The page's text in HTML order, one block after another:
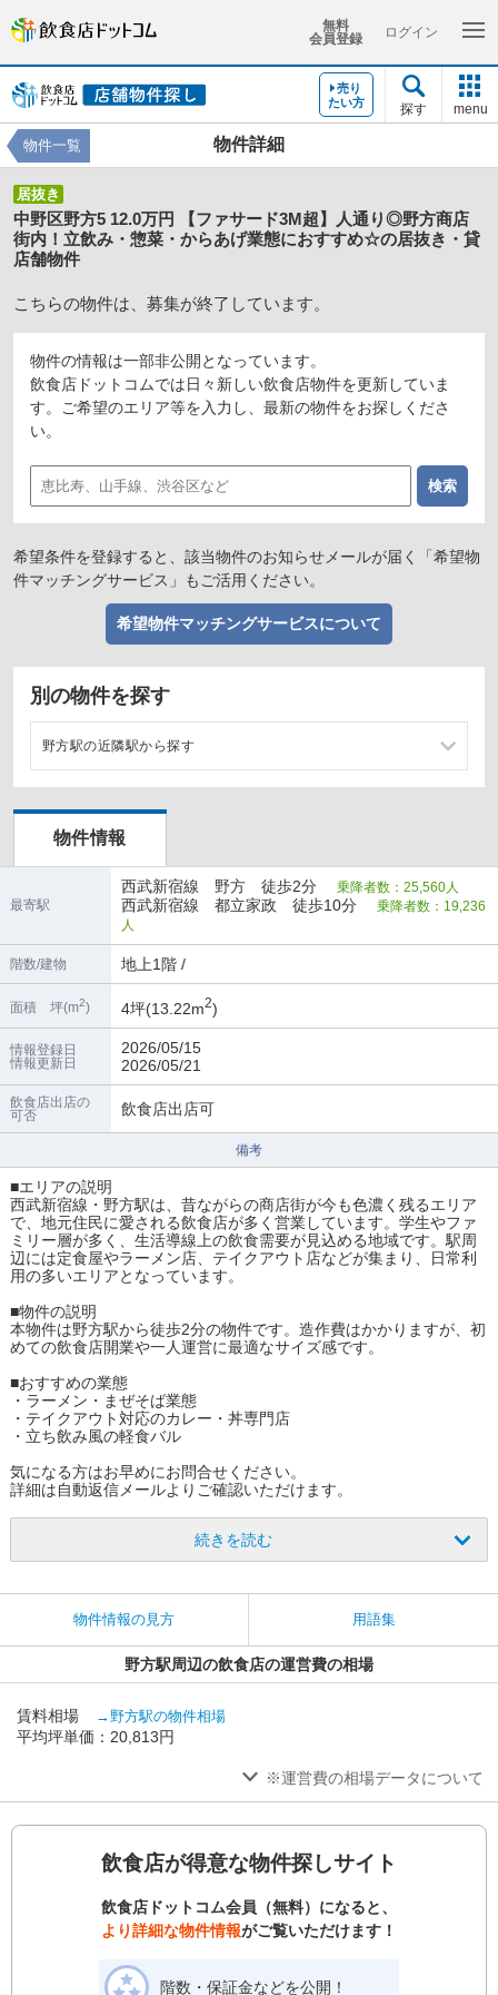
無料
会員登録
ログイン
売り
たい方
探す menu
物件詳細
物件一覧
居抜き
中野区野方5 12.0万円 【ファサード3M超】人通り◎野方商店
街内！立飲み・惣菜・からあげ業態におすすめ☆の居抜き・貸
店舗物件
こちらの物件は、募集が終了しています。
物件の情報は一部非公開となっています。
飲食店ドットコムでは日々新しい飲食店物件を更新していま
す。ご希望のエリア等を入力し、最新の物件をお探しくださ
い。
希望条件を登録すると、該当物件のお知らせメールが届く「希望物
件マッチングサービス」もご活用ください。
希望物件マッチングサービスについて
別の物件を探す
野方駅の近隣駅から探す
沼袋駅の店舗物件・貸店舗・テナント一覧
鷺ノ宮駅の店舗物件・貸店舗・テナント一覧
物件情報
最寄駅
西武新宿線 野方 徒歩2分 乗降者数：25,560人
西武新宿線 都立家政 徒歩10分 乗降者数：19,236
人
階数/建物 地上1階 /
面積 坪(m2) 4坪(13.22m2)
情報登録日
情報更新日
2026/05/15
2026/05/21
飲食店出店の
可否
飲食店出店可
備考
■エリアの説明
西武新宿線・野方駅は、昔ながらの商店街が今も色濃く残るエリア
で、地元住民に愛される飲食店が多く営業しています。学生やファ
ミリー層が多く、生活導線上の飲食需要が見込める地域です。駅周
辺には定食屋やラーメン店、テイクアウト店などが集まり、日常利
用の多いエリアとなっています。
■物件の説明
本物件は野方駅から徒歩2分の物件です。造作費はかかりますが、初
めての飲食店開業や一人運営に最適なサイズ感です。
■おすすめの業態
・ラーメン・まぜそば業態
・テイクアウト対応のカレー・丼専門店
・立ち飲み風の軽食バル
気になる方はお早めにお問合せください。
詳細は自動返信メールよりご確認いただけます。
続きを読む
物件情報の見方 用語集
野方駅周辺の飲食店の運営費の相場
賃料相場 →野方駅の物件相場
平均坪単価：20,813円
※運営費の相場データについて
飲食店が得意な物件探しサイト
飲食店ドットコム会員（無料）になると、
より詳細な物件情報がご覧いただけます！
階数・保証金などを公開！